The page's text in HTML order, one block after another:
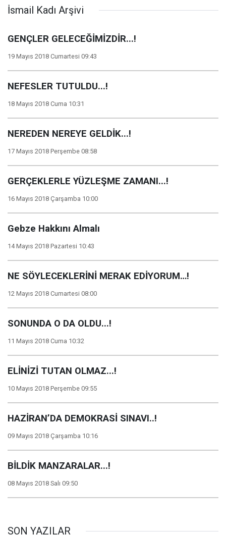
İsmail Kadı Arşivi
GENÇLER GELECEĞİMİZDİR...!
19 Mayıs 2018 Cumartesi 09:43
NEFESLER TUTULDU...!
18 Mayıs 2018 Cuma 10:31
NEREDEN NEREYE GELDİK...!
17 Mayıs 2018 Perşembe 08:58
GERÇEKLERLE YÜZLEŞME ZAMANI...!
16 Mayıs 2018 Çarşamba 10:00
Gebze Hakkını Almalı
14 Mayıs 2018 Pazartesi 10:43
NE SÖYLECEKLERİNİ MERAK EDİYORUM…!
12 Mayıs 2018 Cumartesi 08:00
SONUNDA O DA OLDU...!
11 Mayıs 2018 Cuma 10:32
ELİNİZİ TUTAN OLMAZ...!
10 Mayıs 2018 Perşembe 09:55
HAZİRAN’DA DEMOKRASİ SINAVI..!
09 Mayıs 2018 Çarşamba 10:16
BİLDİK MANZARALAR...!
08 Mayıs 2018 Salı 09:50
SON YAZILAR